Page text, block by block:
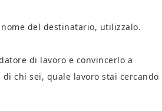
del destinatario, utilizzalo.
di lavoro e convincerlo a
chi sei, quale lavoro stai cercando